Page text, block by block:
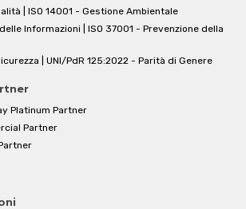
| ISO 14001 - Gestione Ambientale
Informazioni | ISO 37001 - Prevenzione della
| UNI/PdR 125:2022 - Parità di Genere
Platinum Partner
Partner